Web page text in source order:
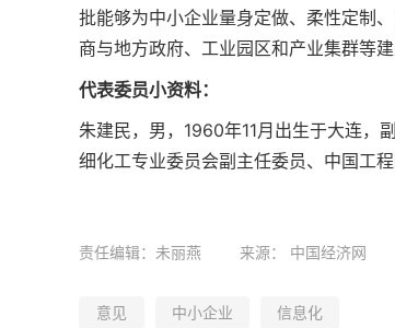
批能够为中小企业量身定做、柔性定制
商与地方政府、工业园区和产业集群等
代表委员小资料：
朱建民，男，1960年11月出生于大连，
细化工专业委员会副主任委员、中国工
责任编辑：未丽燕 来源： 中国经济网
意见 中小企业 信息化